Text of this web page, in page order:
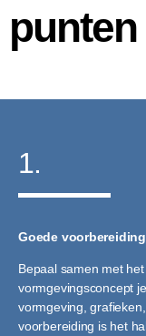
punten
1.
Goede voorbereiding
Bepaal samen met
vormgevingsconcept
vormgeving,
voorbereiding is het